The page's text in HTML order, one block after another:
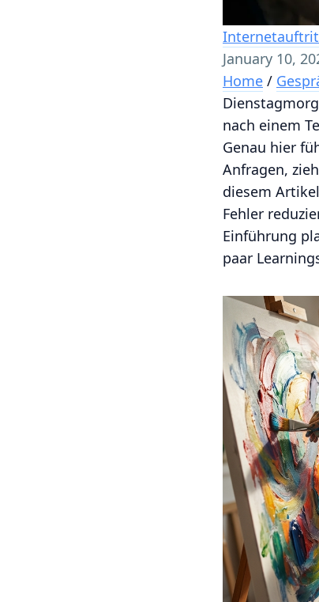
January 10,
Home /
nach einem
Genau hier
Anfragen,
diesem
Fehler
Einführung
paar